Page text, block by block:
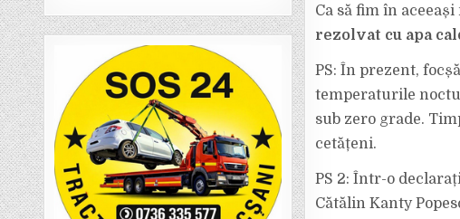
Ca să fim în
rezolvat cu apa
PS: În prezent,
temperaturile
sub zero grade.
cetățeni.
PS 2: Într-o
Cătălin Kanty